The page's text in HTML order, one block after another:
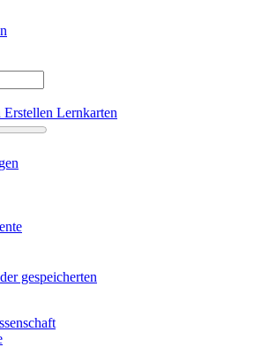
Erstellen Lernkarten
gespeicherten